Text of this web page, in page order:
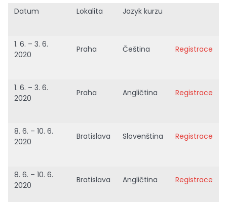
Datum Lokalita Jazyk kurzu
1. 6. – 3. 6.
2020
Praha Čeština Registrace
1. 6. – 3. 6.
2020
Praha Angličtina Registrace
8. 6. – 10. 6.
2020
Bratislava Slovenština Registrace
8. 6. – 10. 6.
2020
Bratislava Angličtina Registrace